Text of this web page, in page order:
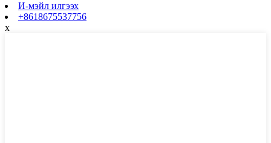
И-мэйл илгээх
+8618675537756
x